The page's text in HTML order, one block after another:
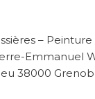
–
Emmanuel
38000